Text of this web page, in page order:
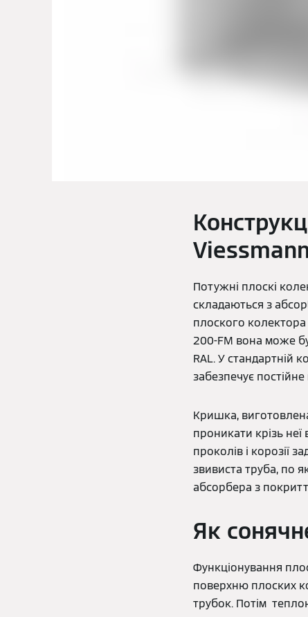
Потужні плоскі
складаються з
плоского колектора
200-FM вона може
RAL. У стандартній
забезпечує
Кришка,
проникати крізь неї
проколів і корозії
звивиста труба, по
абсорбера з
Як
Функціонування
поверхню плоских
трубок. Потім